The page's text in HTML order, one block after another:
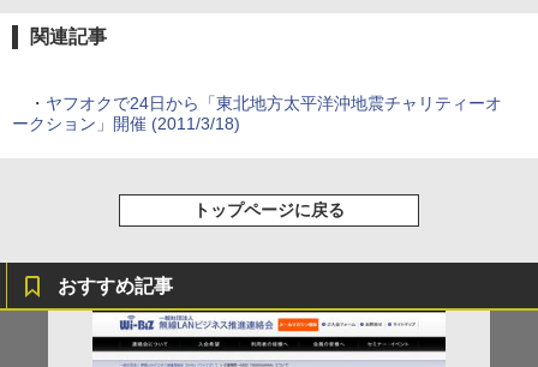
関連記事
・ ヤフオクで24日から「東北地方太平洋沖地震チャリティーオ
ークション」開催 (2011/3/18)
トップページに戻る
おすすめ記事